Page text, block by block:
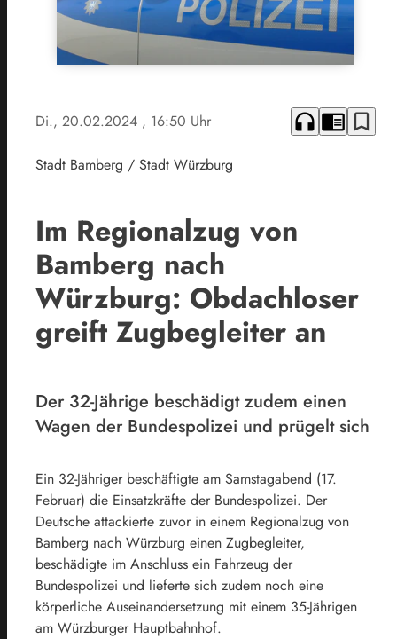
Di., 20.02.2024 , 16:50 Uhr headphones chrome_reader_mode bookmark_border
Stadt Bamberg / Stadt Würzburg
Im Regionalzug von
Bamberg nach
Würzburg: Obdachloser
greift Zugbegleiter an
Der 32-Jährige beschädigt zudem einen
Wagen der Bundespolizei und prügelt sich
Ein 32-Jähriger beschäftigte am Samstagabend (17.
Februar) die Einsatzkräfte der Bundespolizei. Der
Deutsche attackierte zuvor in einem Regionalzug von
Bamberg nach Würzburg einen Zugbegleiter,
beschädigte im Anschluss ein Fahrzeug der
Bundespolizei und lieferte sich zudem noch eine
körperliche Auseinandersetzung mit einem 35-Jährigen
am Würzburger Hauptbahnhof.